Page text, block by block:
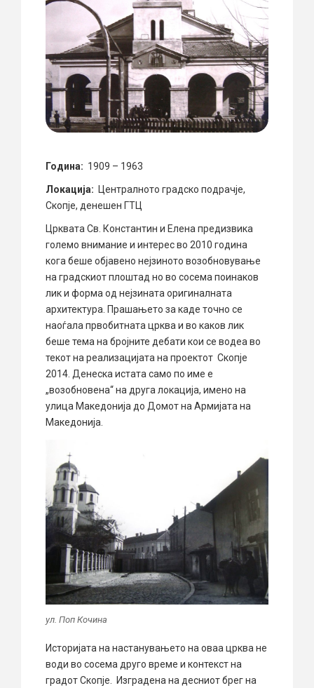
Година: 1909 – 1963
Локација: Централното градско подрачје,
Скопје, денешен ГТЦ
Црквата Св. Константин и Елена предизвика
големо внимание и интерес во 2010 година
кога беше објавено нејзиното возобновување
на градскиот плоштад но во сосема поинаков
лик и форма од нејзината оригиналната
архитектура. Прашањето за каде точно се
наоѓала првобитната црква и во каков лик
беше тема на бројните дебати кои се водеа во
текот на реализацијата на проектот Скопје
2014. Денеска истата само по име е
„возобновена“ на друга локација, имено на
улица Македонија до Домот на Армијата на
Македонија.
ул. Поп Кочина
Историјата на настанувањето на оваа црква не
води во сосема друго време и контекст на
градот Скопје. Изградена на десниот брег на